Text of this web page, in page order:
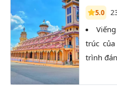
5.0
trúc
trình